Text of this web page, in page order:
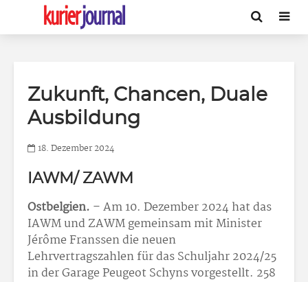
Zukunft, Chancen, Duale
Ausbildung
18. Dezember 2024
IAWM/ ZAWM
Ostbelgien. – Am 10. Dezember 2024 hat das
IAWM und ZAWM gemeinsam mit Minister
Jérôme Franssen die neuen
Lehrvertragszahlen für das Schuljahr 2024/25
in der Garage Peugeot Schyns vorgestellt. 258